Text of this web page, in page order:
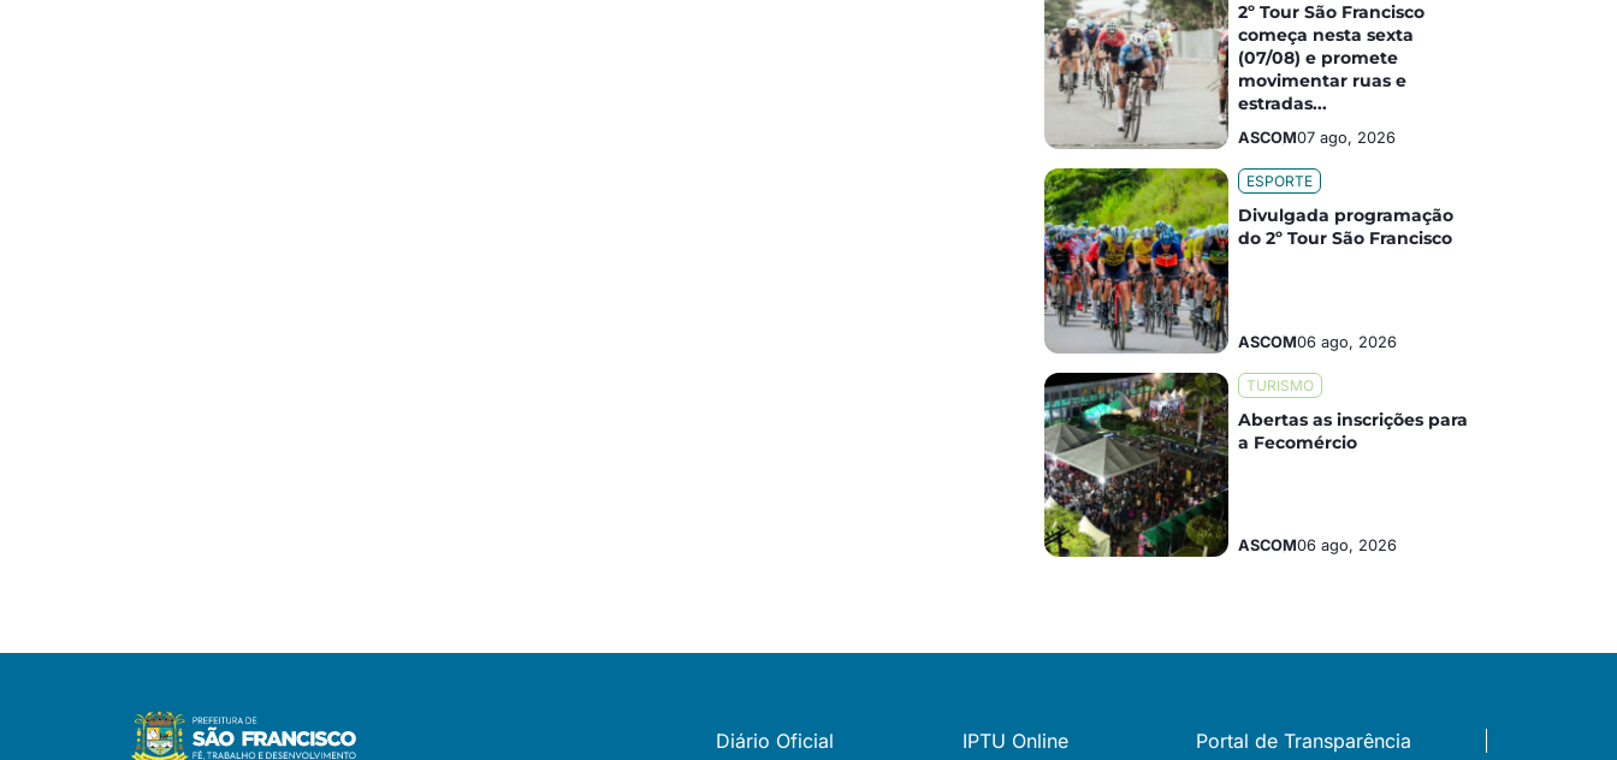
2º Tour São Francisco
começa nesta sexta
(07/08) e promete
movimentar ruas e
estradas...
ASCOM07 ago, 2026
ESPORTE
Divulgada programação
do 2º Tour São Francisco
ASCOM06 ago, 2026
TURISMO
Abertas as inscrições para
a Fecomércio
ASCOM06 ago, 2026
Diário Oficial IPTU Online Portal de Transparência